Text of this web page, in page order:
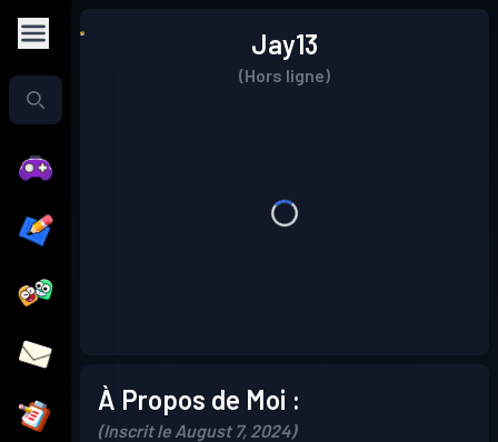
Jay13
(Hors ligne)
À Propos de Moi :
(Inscrit le August 7, 2024)